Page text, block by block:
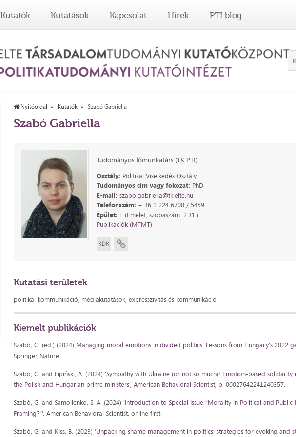
Kutatók Kutatások Kapcsolat Hírek PTI blog
Nyitóoldal Kutatók Szabó Gabriella
Szabó Gabriella
Tudományos főmunkatárs (TK PTI)
Osztály: Politikai Viselkedés Osztály
Tudományos cím vagy fokozat: PhD
E-mail: szabo.gabriella@tk.elte.hu
Telefonszám: + 36 1 224 6700 / 5459
Épület: T (Emelet, szobaszám: 2.31.)
Publikációk (MTMT)
Kutatási területek
politikai kommunikáció, médiakutatások, expresszivitás és kommunikáció
Kiemelt publikációk
Szabó, G. (ed.) (2024) Managing moral emotions in divided politics: Lessons from Hungary's 2022
Springer Nature.
Szabó, G. and Lipiński, A. (2024)‘Sympathy with Ukraine (or not so much)! Emotion-based
the Polish and Hungarian prime ministers’, American Behavioral Scientist, p. 00027642241240357.
Szabó, G. and Samoilenko, S. A. (2024)‘Introduction to Special Issue “Morality in Political and
Framing?”’, American Behavioral Scientist, online first.
Szabó, G. and Kiss, B. (2023)‘Unpacking shame management in politics: strategies for evoking and